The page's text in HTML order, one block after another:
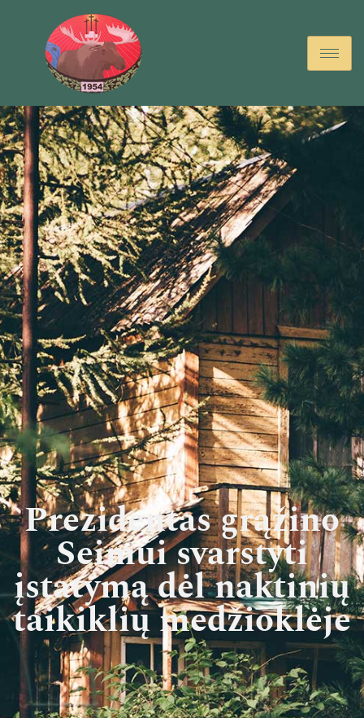
Prezidentas grąžino
Seimui svarstyti
įstatymą dėl naktinių
taikiklių medžioklėje